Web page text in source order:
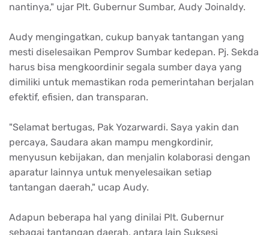
nantinya," ujar Plt. Gubernur Sumbar, Audy Joinaldy.
Audy mengingatkan, cukup banyak tantangan yang
mesti diselesaikan Pemprov Sumbar kedepan. Pj. Sekda
harus bisa mengkoordinir segala sumber daya yang
dimiliki untuk memastikan roda pemerintahan berjalan
efektif, efisien, dan transparan.
"Selamat bertugas, Pak Yozarwardi. Saya yakin dan
percaya, Saudara akan mampu mengkordinir,
menyusun kebijakan, dan menjalin kolaborasi dengan
aparatur lainnya untuk menyelesaikan setiap
tantangan daerah," ucap Audy.
Adapun beberapa hal yang dinilai Plt. Gubernur
sebagai tantangan daerah, antara lain Suksesi